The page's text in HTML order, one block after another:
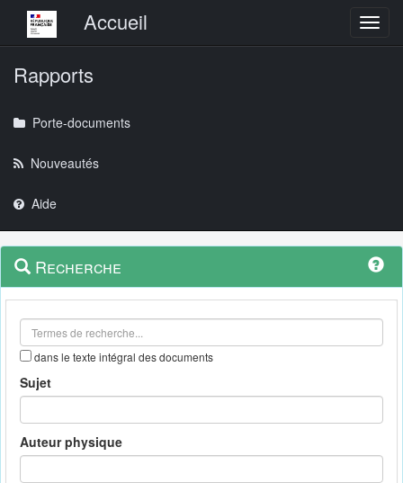
Menu principalAccueil
Rapports
Porte-documents
Nouveautés
Aide
Navigation
outils
Menu
contextuel
Recherche
dans le texte intégral des documents
Sujet
Auteur physique